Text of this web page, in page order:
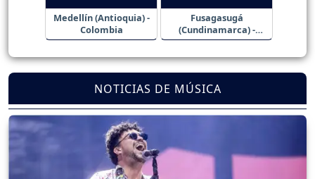
Medellín (Antioquia) -
Colombia
Fusagasugá
(Cundinamarca) -
Colombia
NOTICIAS DE MÚSICA